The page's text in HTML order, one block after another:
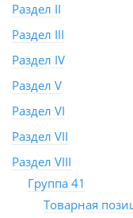
Раздел II
Раздел III
Раздел IV
Раздел V
Раздел VI
Раздел VII
Раздел VIII
Группа 41
Товарная